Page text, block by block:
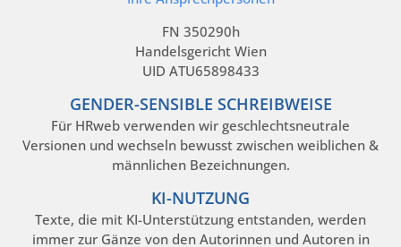
FN 350290h
Handelsgericht Wien
UID ATU65898433
GENDER-SENSIBLE SCHREIBWEISE
Für HRweb verwenden wir geschlechtsneutrale
Versionen und wechseln bewusst zwischen weiblichen &
männlichen Bezeichnungen.
KI-NUTZUNG
Texte, die mit KI-Unterstützung entstanden, werden
immer zur Gänze von den Autorinnen und Autoren in